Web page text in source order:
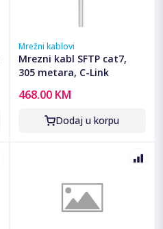
Mrežni kablovi
Mrezni kabl SFTP cat7,
305 metara, C-Link
468.00 KM
Dodaj u korpu